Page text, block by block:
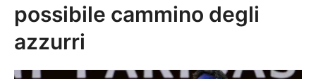
possibile cammino degli
azzurri